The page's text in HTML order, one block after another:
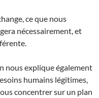
ce que nous
nécessairement, et
nous explique également
humains légitimes,
concentrer sur un plan